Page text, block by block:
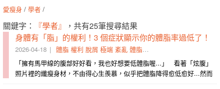
愛瘦身 / 學者 /
關鍵字： 『學者』
，共有25筆搜尋結果
身體有「脂」的權利！3 個症狀顯示你的體脂率過低了！
2026-04-18 體脂 權利 脫屑 極端 紊亂 體脂率
「​擁有馬甲線的腹部好好看，我也好想要低體脂喔...」 看著「炫腹」
照片裡的纖瘦身材，​不由得心生羨慕，​似乎把體脂降得愈低愈好​...​然而​​